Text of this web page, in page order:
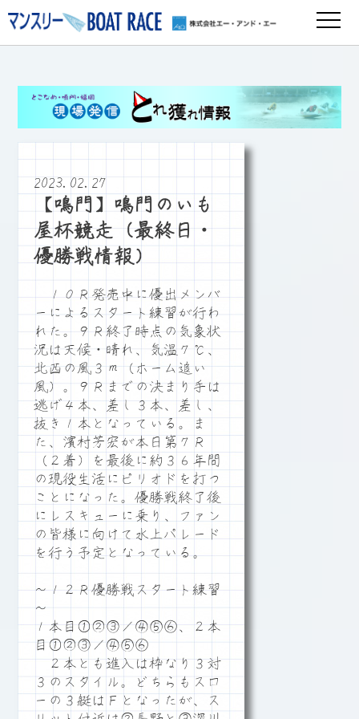
2023.02.27
【鳴門】鳴門のいも
屋杯競走（最終日・
優勝戦情報）
１０Ｒ発売中に優出メンバ
ーによるスタート練習が行わ
れた。９Ｒ終了時点の気象状
況は天候・晴れ、気温７℃、
北西の風３ｍ（ホーム追い
風）。９Ｒまでの決まり手は
逃げ４本、差し３本、差し、
抜き１本となっている。ま
た、濱村芳宏が本日第７Ｒ
（２着）を最後に約３６年間
の現役生活にピリオドを打つ
ことになった。優勝戦終了後
にレスキューに乗り、ファン
の皆様に向けて水上パレード
を行う予定となっている。
～１２Ｒ優勝戦スタート練習
～
１本目①②③／④⑤⑥、２本
目①②③／④⑤⑥
２本とも進入は枠なり３対
３のスタイル。どちらもスロ
ーの３艇はＦとなったが、ス